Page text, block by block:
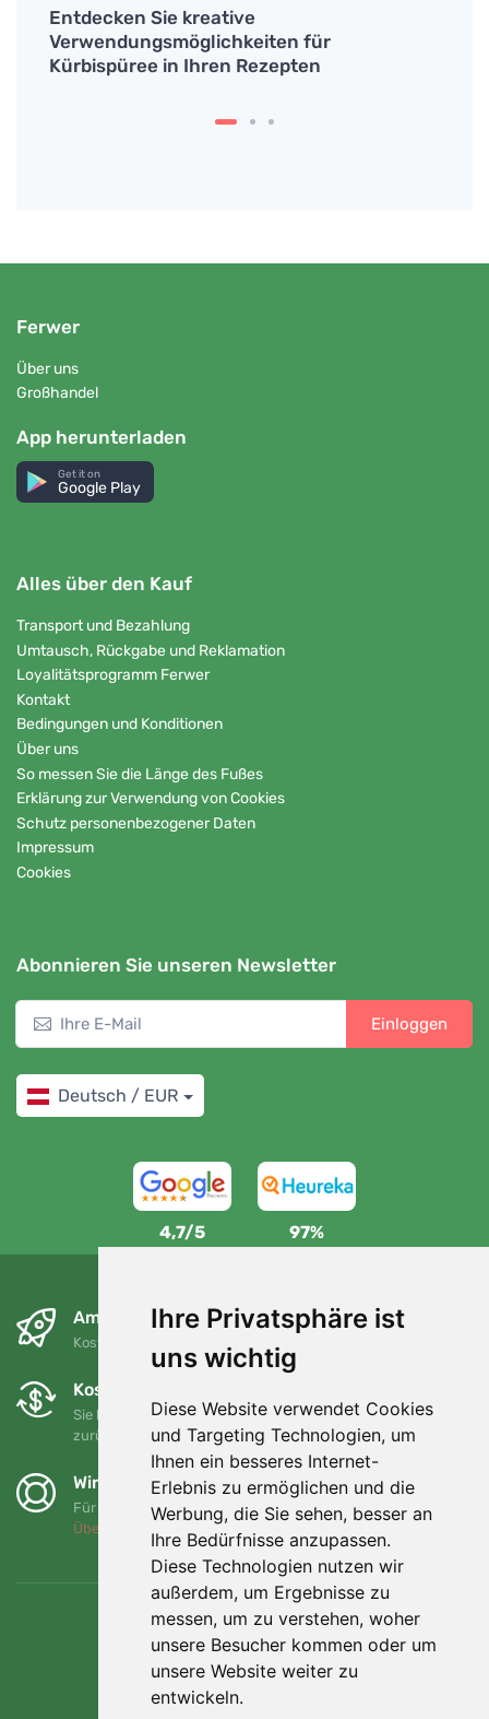
Ihre Privatsphäre ist
uns wichtig
Diese Website verwendet Cookies
und Targeting Technologien, um
Ihnen ein besseres Internet-
Erlebnis zu ermöglichen und die
Werbung, die Sie sehen, besser an
Ihre Bedürfnisse anzupassen.
Diese Technologien nutzen wir
außerdem, um Ergebnisse zu
messen, um zu verstehen, woher
unsere Besucher kommen oder um
unsere Website weiter zu
entwickeln.
Entdecken Sie kreative
Verwendungsmöglichkeiten für
Kürbispüree in Ihren Rezepten
Ferwer
Über uns
Großhandel
App herunterladen
Get it on
Google Play
Alles über den Kauf
Transport und Bezahlung
Umtausch, Rückgabe und Reklamation
Loyalitätsprogramm Ferwer
Kontakt
Bedingungen und Konditionen
Über uns
So messen Sie die Länge des Fußes
Erklärung zur Verwendung von Cookies
Schutz personenbezogener Daten
Impressum
Cookies
Abonnieren Sie unseren Newsletter
Einloggen
Deutsch / EUR
4,7/5 97%
Am nächsten Tag und kostenlos
Kostenloser Versand für Bestellungen über 80 EUR
Kostenloser Umtausch und Rückgabe
Sie können Ihre Bestellung jederzeit innerhalb von 90 Tagen
zurückgeben oder umtauschen.
Wir unterstützen Trees.org
Für jede Bestellung pflanzen wir einen Baum! Mehr lesen
Über uns